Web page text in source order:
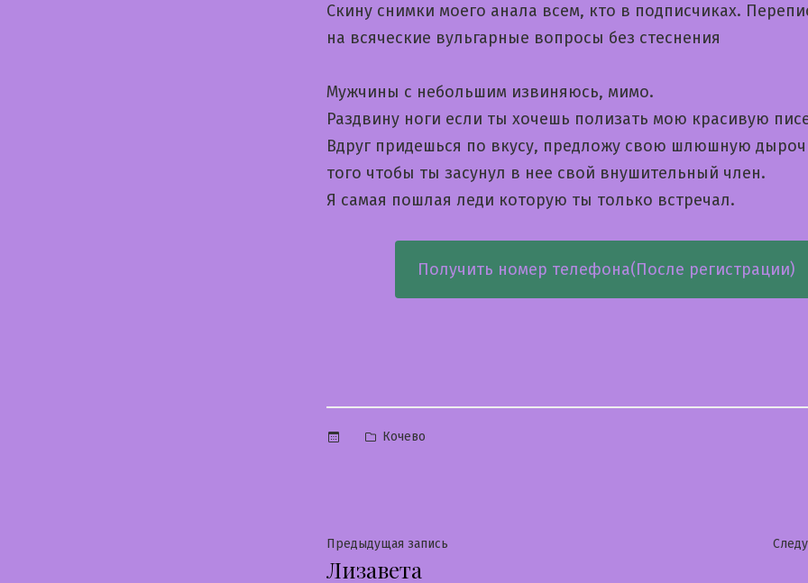
Скину снимки моего анала всем, кто в подписчиках.
на всяческие вульгарные вопросы без стеснения
Мужчины с небольшим извиняюсь, мимо.
Раздвину ноги если ты хочешь полизать мою красивую
Вдруг придешься по вкусу, предложу свою шлюшную
того чтобы ты засунул в нее свой внушительный член.
Я самая пошлая леди которую ты только встречал.
Получить номер телефона(После регистрации)
Опубликовано
Кочево
Навигация
Предыдущая запись
Лизавета